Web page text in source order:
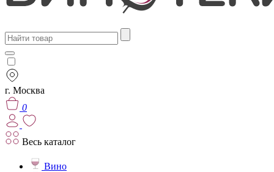
г. Москва
0
Весь каталог
Вино